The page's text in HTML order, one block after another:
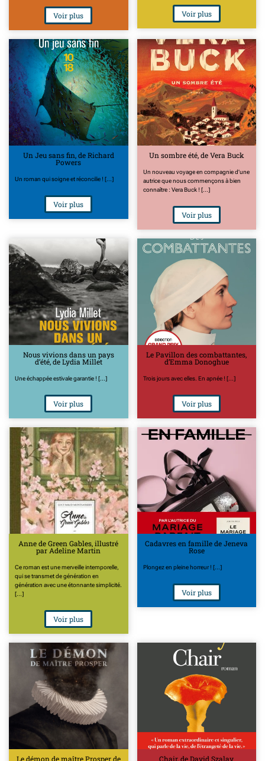
Voir plus Voir plus
Un Jeu sans fin, de Richard
Powers
Un roman qui soigne et réconcilie ! [...]
Voir plus
Un sombre été, de Vera Buck
Un nouveau voyage en compagnie d'une
autrice que nous commençons à bien
connaître : Vera Buck ! [...]
Voir plus
Nous vivions dans un pays
d’été, de Lydia Millet
Une échappée estivale garantie ! [...]
Voir plus
Le Pavillon des combattantes,
d’Emma Donoghue
Trois jours avec elles. En apnée ! [...]
Voir plus
Anne de Green Gables, illustré
par Adeline Martin
Ce roman est une merveille intemporelle,
qui se transmet de génération en
génération avec une étonnante simplicité.
[...]
Voir plus
Cadavres en famille de Jeneva
Rose
Plongez en pleine horreur ! [...]
Voir plus
Le démon de maître Prosper de Chair, de David Szalay